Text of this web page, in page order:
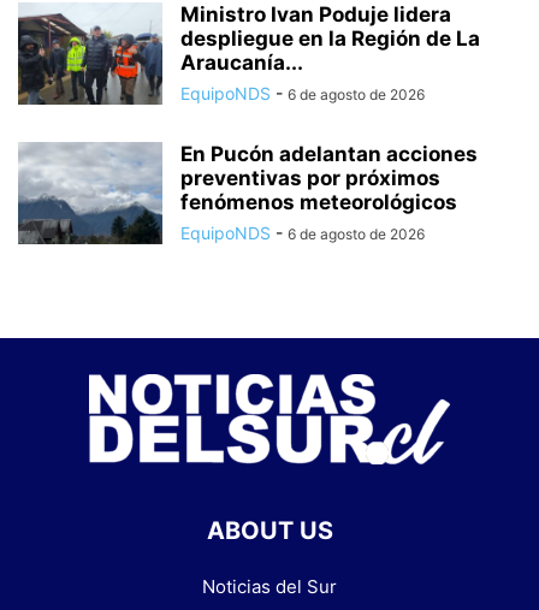
Ministro Ivan Poduje lidera
despliegue en la Región de La
Araucanía...
EquipoNDS - 6 de agosto de 2026
En Pucón adelantan acciones
preventivas por próximos
fenómenos meteorológicos
EquipoNDS - 6 de agosto de 2026
ABOUT US
Noticias del Sur